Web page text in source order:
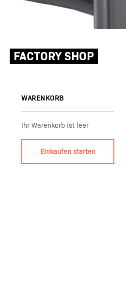
FACTORY SHOP
WARENKORB
Ihr Warenkorb ist leer
Einkaufen starten